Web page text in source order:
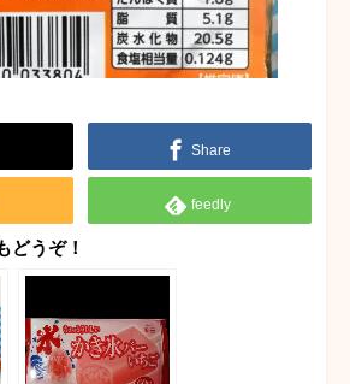
Share
feedly
どうぞ！